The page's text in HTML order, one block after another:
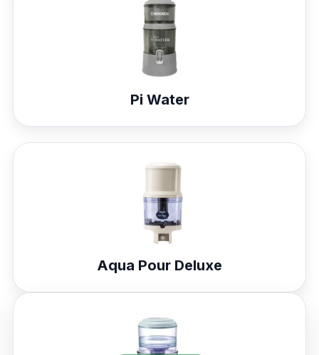
Pi Water
Aqua Pour Deluxe